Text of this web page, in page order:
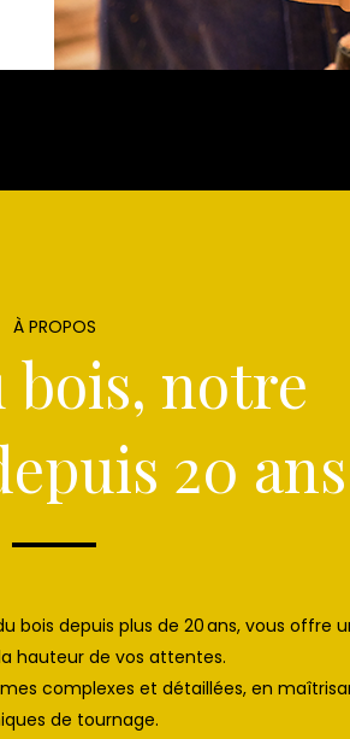
À PROPOS
bois, notre
20 ans
bois depuis plus de 20 ans, vous offre
hauteur de vos attentes.
complexes et détaillées, en
de tournage.